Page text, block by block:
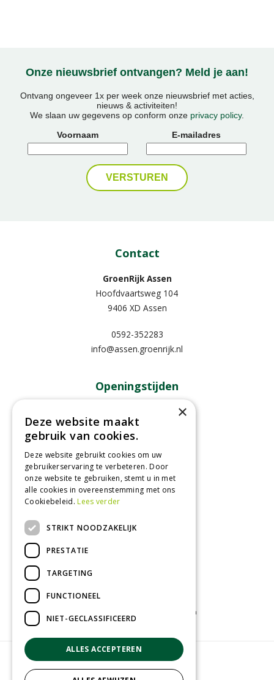
Onze nieuwsbrief ontvangen? Meld je aan!
Ontvang ongeveer 1x per week onze nieuwsbrief met acties,
nieuws & activiteiten!
We slaan uw gegevens op conform onze privacy policy.
Voornaam
E-mailadres
Contact
GroenRijk Assen
Hoofdvaartsweg 104
9406 XD Assen
0592-352283
info@assen.groenrijk.nl
Openingstijden
09:00 - 18:00
Dinsdag
Woensdag
Donderdag
09:00 - 18:00
Vrijdag
09:00 - 18:00
Zaterdag
09:00 - 17:00
Toon alle openingstijden
Tuinplanten
© Groenrijk Assen
Green Solutions
×
Deze website maakt
gebruik van cookies.
Deze website gebruikt cookies om uw
gebruikerservaring te verbeteren. Door
onze website te gebruiken, stemt u in met
alle cookies in overeenstemming met ons
Cookiebeleid.Lees verder
STRIKT NOODZAKELIJK
PRESTATIE
TARGETING
FUNCTIONEEL
NIET-GECLASSIFICEERD
ALLES ACCEPTEREN